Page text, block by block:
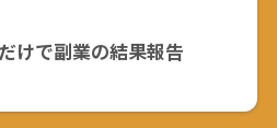
けで副業の結果報告